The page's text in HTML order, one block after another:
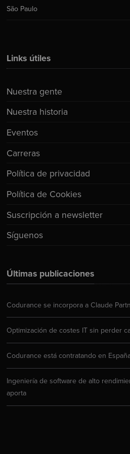
Últimas publicaciones
Codurance se incorpora a Claude
Optimización de costes IT sin perder
Codurance está contratando en
Ingeniería de software de alto
aporta
Links útiles
Nuestra gente
Nuestra historia
Eventos
Carreras
Política de privacidad
Política de Cookies
Suscripción a newsletter
Síguenos
São Paulo